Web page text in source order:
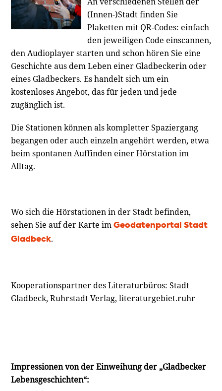
(Innen-)Stadt finden Sie
Plaketten mit QR-Codes: einfach
den jeweiligen Code einscannen,
den Audioplayer starten und schon hören Sie eine
Geschichte aus dem Leben einer Gladbeckerin oder
eines Gladbeckers. Es handelt sich um ein
kostenloses Angebot, das für jeden und jede
zugänglich ist.
Die Stationen können als kompletter Spaziergang
begangen oder auch einzeln angehört werden, etwa
beim spontanen Auffinden einer Hörstation im
Alltag.
Wo sich die Hörstationen in der Stadt befinden,
sehen Sie auf der Karte imGeodatenportal Stadt
Gladbeck.
Kooperationspartner des Literaturbüros: Stadt
Gladbeck, Ruhrstadt Verlag, literaturgebiet.ruhr
Impressionen von der Einweihung der „Gladbecker
Lebensgeschichten“: